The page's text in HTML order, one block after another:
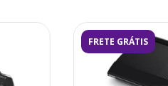
FRETE GRÁTIS